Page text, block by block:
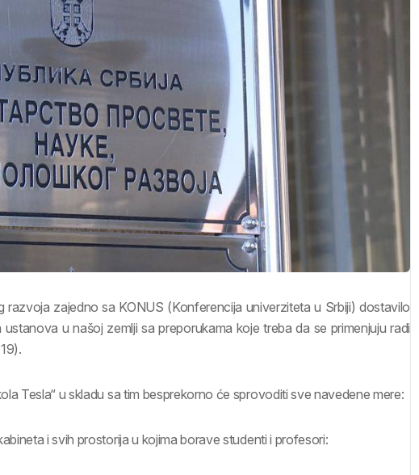
zajedno sa KONUS (Konferencija univerziteta u Srbiji) dostavilo
u našoj zemlji sa preporukama koje treba da se primenjuju radi
Tesla“ u skladu sa tim besprekorno će sprovoditi sve navedene mere:
i svih prostorija u kojima borave studenti i profesori: